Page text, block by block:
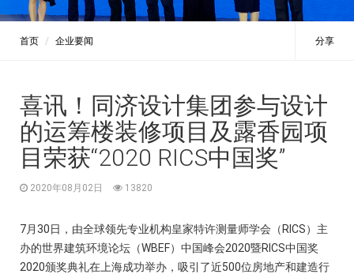
首页 企业要闻 分享
喜讯！同济设计集团参与设计
的运筹楼装修项目及露香园项
目荣获“2020 RICS中国奖”
2020年08月02日 13820
7月30日，由全球领先专业机构皇家特许测量师学会（RICS）主
办的世界建筑环境论坛（WBEF）中国峰会2020暨RICS中国奖
2020颁奖典礼在上海成功举办，吸引了近500位房地产和建造行